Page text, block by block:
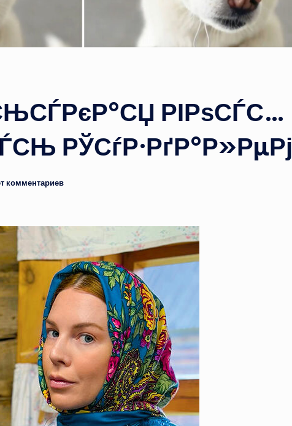
РІРѕСЃС…
РЎСѓР·РґР°Р»РµРј
комментариев